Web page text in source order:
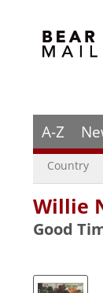
A-Z
Country
Willie
Good